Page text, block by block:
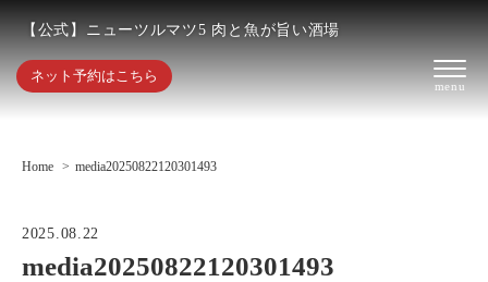
【公式】ニューツルマツ5 肉と魚が旨い酒場
ネット予約はこちら
Home media20250822120301493
2025.08.22
media20250822120301493